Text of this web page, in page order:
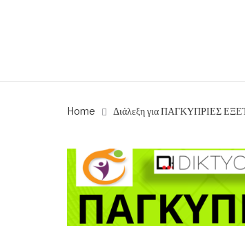
Home Διάλεξη για ΠΑΓΚΥΠΡΙΕΣ